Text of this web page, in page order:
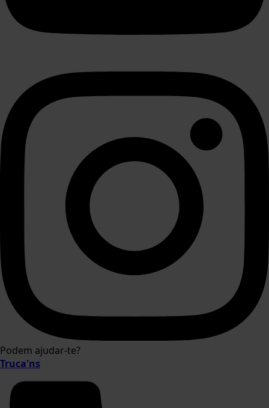
Podem ajudar-te?
Truca'ns